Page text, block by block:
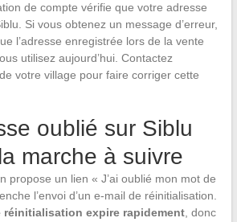
de compte vérifie que votre adresse
Si vous obtenez un message d’erreur,
l’adresse enregistrée lors de la vente
utilisez aujourd’hui. Contactez
votre village pour faire corriger cette
oublié sur Siblu
marche à suivre
propose un lien « J’ai oublié mon mot de
l’envoi d’un e-mail de réinitialisation.
réinitialisation expire rapidement, donc